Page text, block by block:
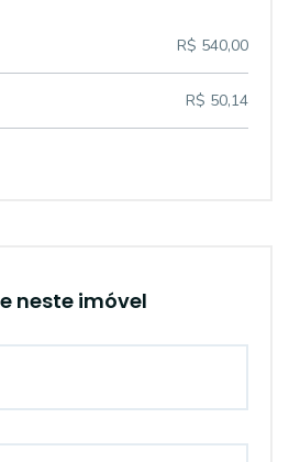
R$ 540,00
R$ 50,14
neste imóvel